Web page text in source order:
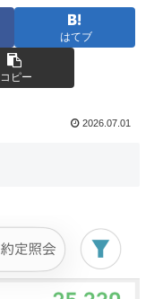
はてブ
コピー
2026.07.01